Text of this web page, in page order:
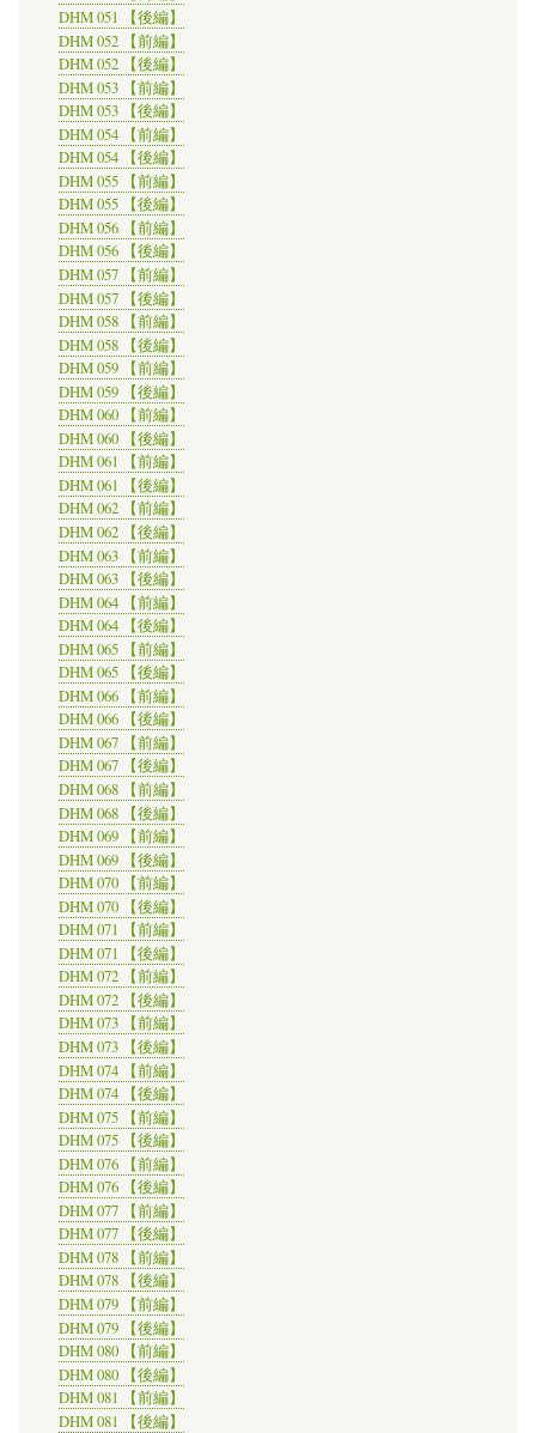
DHM 051 【後編】
DHM 052 【前編】
DHM 052 【後編】
DHM 053 【前編】
DHM 053 【後編】
DHM 054 【前編】
DHM 054 【後編】
DHM 055 【前編】
DHM 055 【後編】
DHM 056 【前編】
DHM 056 【後編】
DHM 057 【前編】
DHM 057 【後編】
DHM 058 【前編】
DHM 058 【後編】
DHM 059 【前編】
DHM 059 【後編】
DHM 060 【前編】
DHM 060 【後編】
DHM 061 【前編】
DHM 061 【後編】
DHM 062 【前編】
DHM 062 【後編】
DHM 063 【前編】
DHM 063 【後編】
DHM 064 【前編】
DHM 064 【後編】
DHM 065 【前編】
DHM 065 【後編】
DHM 066 【前編】
DHM 066 【後編】
DHM 067 【前編】
DHM 067 【後編】
DHM 068 【前編】
DHM 068 【後編】
DHM 069 【前編】
DHM 069 【後編】
DHM 070 【前編】
DHM 070 【後編】
DHM 071 【前編】
DHM 071 【後編】
DHM 072 【前編】
DHM 072 【後編】
DHM 073 【前編】
DHM 073 【後編】
DHM 074 【前編】
DHM 074 【後編】
DHM 075 【前編】
DHM 075 【後編】
DHM 076 【前編】
DHM 076 【後編】
DHM 077 【前編】
DHM 077 【後編】
DHM 078 【前編】
DHM 078 【後編】
DHM 079 【前編】
DHM 079 【後編】
DHM 080 【前編】
DHM 080 【後編】
DHM 081 【前編】
DHM 081 【後編】